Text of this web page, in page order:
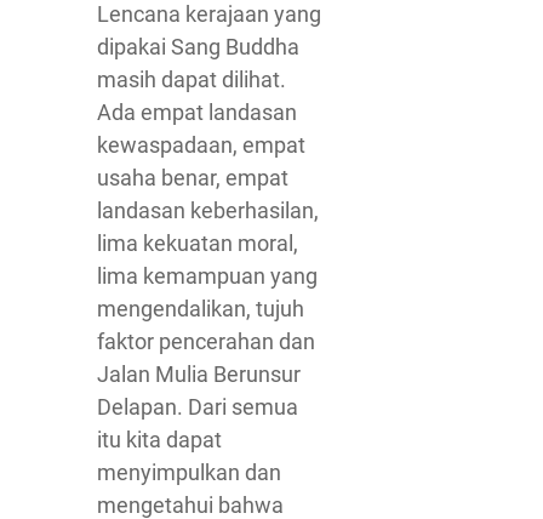
Lencana kerajaan yang
dipakai Sang Buddha
masih dapat dilihat.
Ada empat landasan
kewaspadaan, empat
usaha benar, empat
landasan keberhasilan,
lima kekuatan moral,
lima kemampuan yang
mengendalikan, tujuh
faktor pencerahan dan
Jalan Mulia Berunsur
Delapan. Dari semua
itu kita dapat
menyimpulkan dan
mengetahui bahwa